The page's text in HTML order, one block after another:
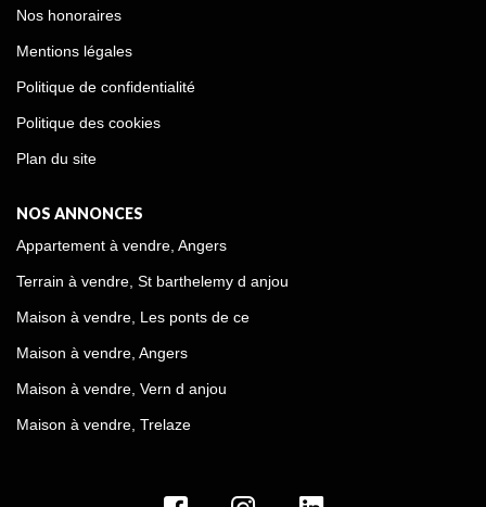
Nos honoraires
Mentions légales
Politique de confidentialité
Politique des cookies
Plan du site
NOS ANNONCES
Appartement à vendre, Angers
Terrain à vendre, St barthelemy d anjou
Maison à vendre, Les ponts de ce
Maison à vendre, Angers
Maison à vendre, Vern d anjou
Maison à vendre, Trelaze